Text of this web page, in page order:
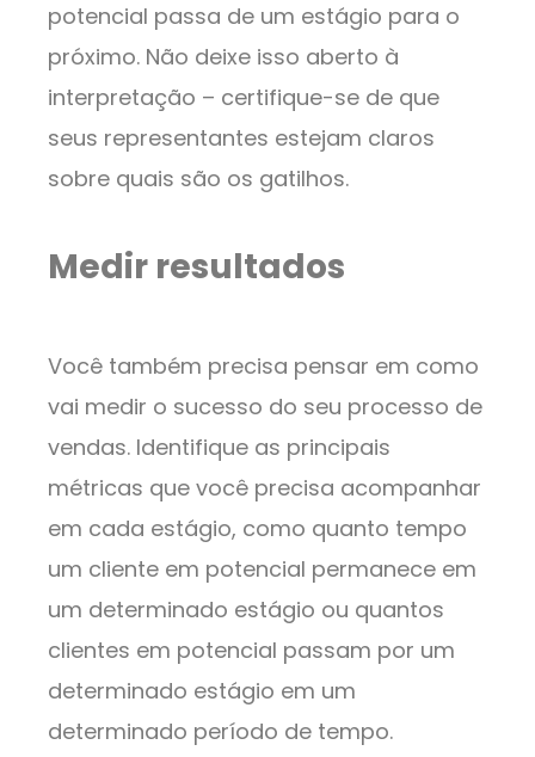
potencial passa de um estágio para o
próximo. Não deixe isso aberto à
interpretação – certifique-se de que
seus representantes estejam claros
sobre quais são os gatilhos.
Medir resultados
Você também precisa pensar em como
vai medir o sucesso do seu processo de
vendas. Identifique as principais
métricas que você precisa acompanhar
em cada estágio, como quanto tempo
um cliente em potencial permanece em
um determinado estágio ou quantos
clientes em potencial passam por um
determinado estágio em um
determinado período de tempo.